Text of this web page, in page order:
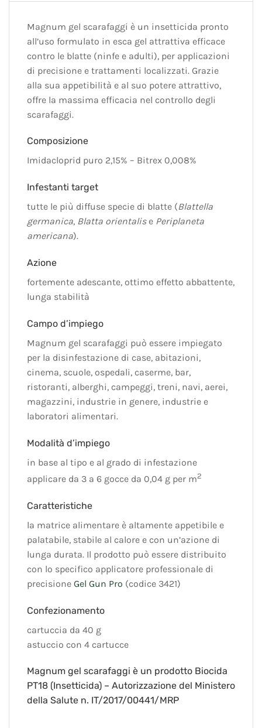
Magnum gel scarafaggi è un insetticida pronto
all’uso formulato in esca gel attrattiva efficace
contro le blatte (ninfe e adulti), per applicazioni
di precisione e trattamenti localizzati. Grazie
alla sua appetibilità e al suo potere attrattivo,
offre la massima efficacia nel controllo degli
scarafaggi.
Composizione
Imidacloprid puro 2,15% – Bitrex 0,008%
Infestanti target
tutte le più diffuse specie di blatte (Blattella
germanica, Blatta orientalise Periplaneta
americana).
Azione
fortemente adescante, ottimo effetto abbattente,
lunga stabilità
Campo d’impiego
Magnum gel scarafaggi può essere impiegato
per la disinfestazione di case, abitazioni,
cinema, scuole, ospedali, caserme, bar,
ristoranti, alberghi, campeggi, treni, navi, aerei,
magazzini, industrie in genere, industrie e
laboratori alimentari.
Modalità d’impiego
in base al tipo e al grado di infestazione
applicare da 3 a 6 gocce da 0,04 g per m2
Caratteristiche
la matrice alimentare è altamente appetibile e
palatabile, stabile al calore e con un’azione di
lunga durata. Il prodotto può essere distribuito
con lo specifico applicatore professionale di
precisione Gel Gun Pro (codice 3421)
Confezionamento
cartuccia da 40 g
astuccio con 4 cartucce
Magnum gel scarafaggi è un prodotto Biocida
PT18 (Insetticida) – Autorizzazione del Ministero
della Salute n. IT/2017/00441/MRP